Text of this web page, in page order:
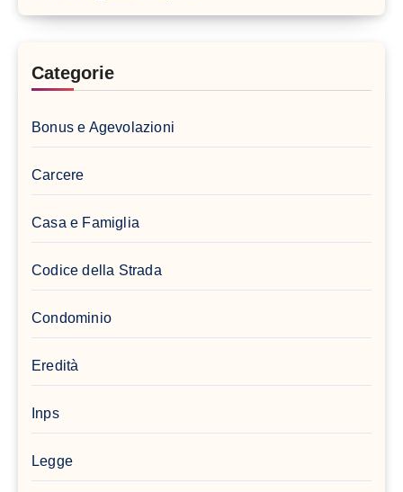
Categorie
Bonus e Agevolazioni
Carcere
Casa e Famiglia
Codice della Strada
Condominio
Eredità
Inps
Legge